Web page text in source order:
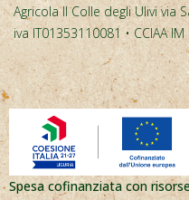
d'Assisi, 7 - Diano Marina (IM)
Agricola Il Colle degli Ulivi via
iva IT01353110081 • CCIAA